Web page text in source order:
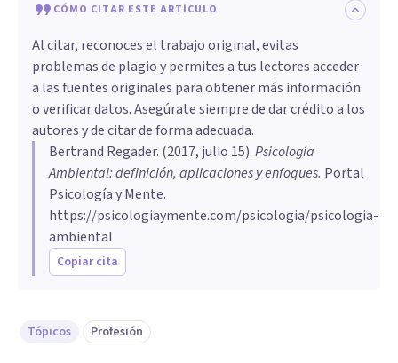
CÓMO CITAR ESTE ARTÍCULO
Al citar, reconoces el trabajo original, evitas
problemas de plagio y permites a tus lectores acceder
a las fuentes originales para obtener más información
o verificar datos. Asegúrate siempre de dar crédito a los
autores y de citar de forma adecuada.
Bertrand Regader. (2017, julio 15).Psicología
Ambiental: definición, aplicaciones y enfoques. Portal
Psicología y Mente.
https://psicologiaymente.com/psicologia/psicologia-
ambiental
Copiar cita
Tópicos Profesión